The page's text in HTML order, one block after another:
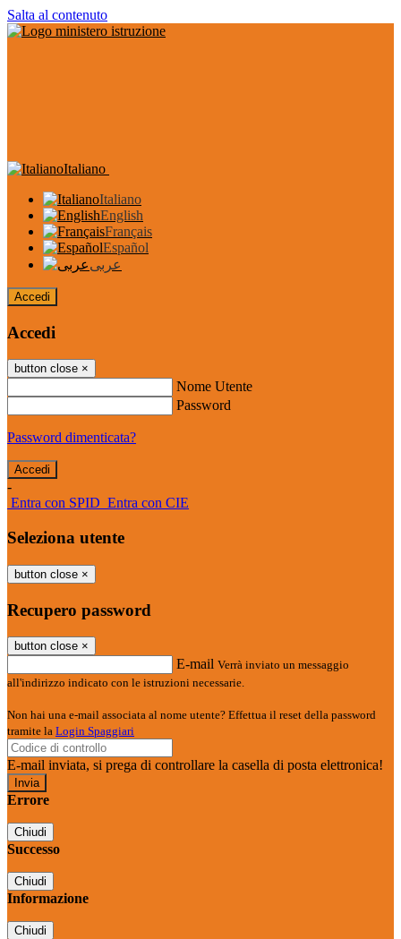
Salta al contenuto
Italiano
Italiano
English
Français
Español
عربى
Accedi
Accedi
button close ×
Nome Utente
Password
Password dimenticata?
-
Entra con SPID Entra con CIE
Seleziona utente
button close ×
Recupero password
button close ×
E-mail Verrà inviato un messaggio
all'indirizzo indicato con le istruzioni necessarie.
Non hai una e-mail associata al nome utente? Effettua il reset della password
tramite la Login Spaggiari
E-mail inviata, si prega di controllare la casella di posta elettronica!
Errore
Chiudi
Successo
Chiudi
Informazione
Chiudi